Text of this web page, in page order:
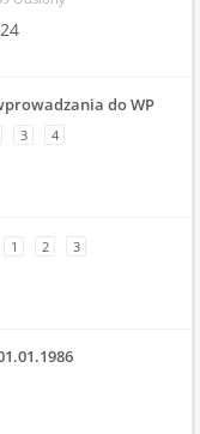
do WP
3 4
1 2 3